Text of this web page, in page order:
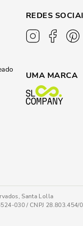
REDES
UMA MARCA
Santa Lolla
030 / CNPJ 28.803.454/